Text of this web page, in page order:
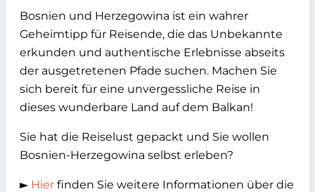
Bosnien und Herzegowina ist ein wahrer
Geheimtipp für Reisende, die das Unbekannte
erkunden und authentische Erlebnisse abseits
der ausgetretenen Pfade suchen. Machen Sie
sich bereit für eine unvergessliche Reise in
dieses wunderbare Land auf dem Balkan!
Sie hat die Reiselust gepackt und Sie wollen
Bosnien-Herzegowina selbst erleben?
► Hier finden Sie weitere Informationen über die